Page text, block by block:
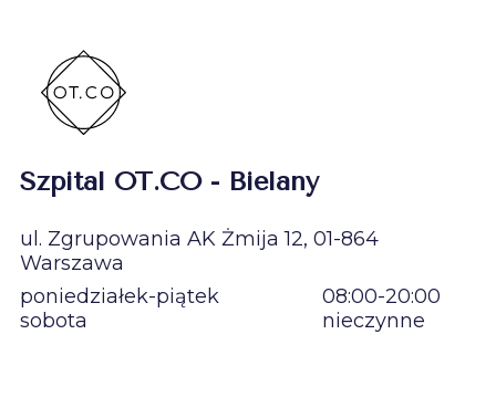
Szpital OT.CO - Bielany
ul. Zgrupowania AK Żmija 12, 01-864
Warszawa
poniedziałek-piątek
08:00-20:00
sobota
nieczynne